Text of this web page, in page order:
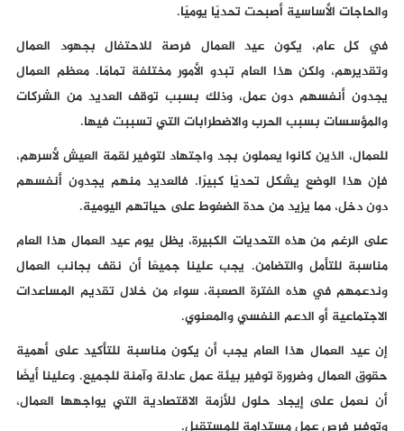
والحاجات الأساسية أصبحت تحديًا يوميًا.
في كل عام، يكون عيد العمال فرصة للاحتفال بجهود العمال
وتقديرهم، ولكن هذا العام تبدو الأمور مختلفة تمامًا. معظم العمال
يجدون أنفسهم دون عمل، وذلك بسبب توقف العديد من الشركات
والمؤسسات بسبب الحرب والاضطرابات التي تسببت فيها.
للعمال، الذين كانوا يعملون بجد واجتهاد لتوفير لقمة العيش لأسرهم،
فإن هذا الوضع يشكل تحديًا كبيرًا. فالعديد منهم يجدون أنفسهم
دون دخل، مما يزيد من حدة الضغوط على حياتهم اليومية.
على الرغم من هذه التحديات الكبيرة، يظل يوم عيد العمال هذا العام
مناسبة للتأمل والتضامن. يجب علينا جميعًا أن نقف بجانب العمال
وندعمهم في هذه الفترة الصعبة، سواء من خلال تقديم المساعدات
الاجتماعية أو الدعم النفسي والمعنوي.
إن عيد العمال هذا العام يجب أن يكون مناسبة للتأكيد على أهمية
حقوق العمال وضرورة توفير بيئة عمل عادلة وآمنة للجميع. وعلينا أيضًا
أن نعمل على إيجاد حلول للأزمة الاقتصادية التي يواجهها العمال،